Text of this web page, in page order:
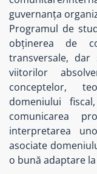
guvernanța
Programul de
obținerea de
transversale,
viitorilor
conceptelor,
domeniului
comunicarea
interpretarea
asociate
o bună adaptare